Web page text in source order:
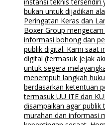
bukan untuk dijadikan
Peringatan Keras dan
Boxer Group
informasi bohong dan
publik digital. Kami saat
digital (termasuk jejak
untuk segera
menempuh langkah
berdasarkan ketentuan
termasuk UU ITE dan
disampaikan agar
murahan dan informasi